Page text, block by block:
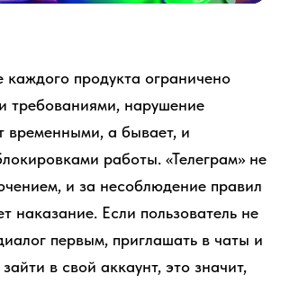
каждого продукта ограничено
требованиями, нарушение
временными, а бывает, и
работы. «Телеграм» не
и за несоблюдение правил
наказание. Если пользователь не
первым, приглашать в чаты и
в свой аккаунт, это значит,